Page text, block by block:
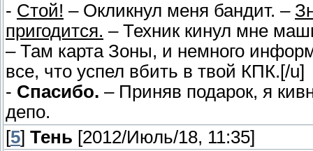
- Стой! – Окликнул меня бандит. –
пригодится. – Техник кинул мне
– Там карта Зоны, и немного
все, что успел вбить в твой КПК.[/u]
- Спасибо. – Приняв подарок, я
депо.
[5] Тень [2012/Июль/18, 11:35]